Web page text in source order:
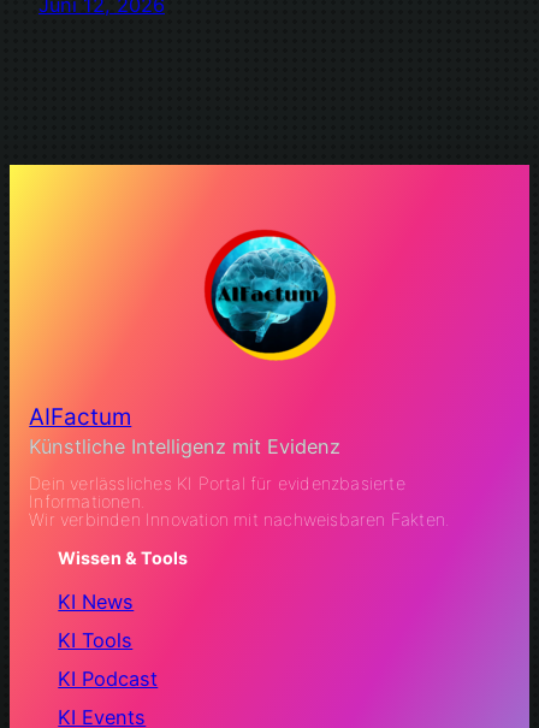
Juni 12, 2026
AIFactum
Künstliche Intelligenz mit Evidenz
Dein verlässliches KI Portal für evidenzbasierte
Informationen.
Wir verbinden Innovation mit nachweisbaren Fakten.
Wissen & Tools
KI News
KI Tools
KI Podcast
KI Events